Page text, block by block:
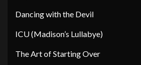
Dancing with the Devil
ICU (Madison’s Lullabye)
The Art of Starting Over